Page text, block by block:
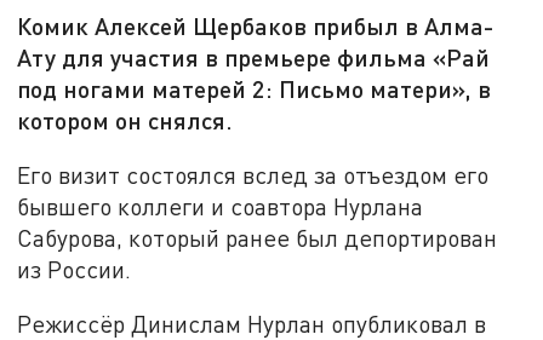
Комик Алексей Щербаков прибыл в Алма-
Ату для участия в премьере фильма «Рай
под ногами матерей 2: Письмо матери», в
котором он снялся.
Его визит состоялся вслед за отъездом его
бывшего коллеги и соавтора Нурлана
Сабурова, который ранее был депортирован
из России.
Режиссёр Динислам Нурлан опубликовал в